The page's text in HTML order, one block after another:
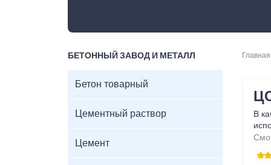
БЕТОННЫЙ ЗАВОД И МЕТАЛЛ
Бетон товарный
Цементный раствор
Цемент
Главная
В